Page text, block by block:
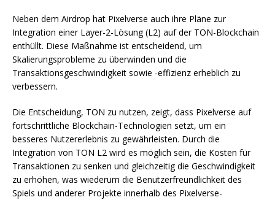
Neben dem Airdrop hat Pixelverse auch ihre Pläne zur
Integration einer Layer-2-Lösung (L2) auf der TON-Blockchain
enthüllt. Diese Maßnahme ist entscheidend, um
Skalierungsprobleme zu überwinden und die
Transaktionsgeschwindigkeit sowie -effizienz erheblich zu
verbessern.
Die Entscheidung, TON zu nutzen, zeigt, dass Pixelverse auf
fortschrittliche Blockchain-Technologien setzt, um ein
besseres Nutzererlebnis zu gewährleisten. Durch die
Integration von TON L2 wird es möglich sein, die Kosten für
Transaktionen zu senken und gleichzeitig die Geschwindigkeit
zu erhöhen, was wiederum die Benutzerfreundlichkeit des
Spiels und anderer Projekte innerhalb des Pixelverse-